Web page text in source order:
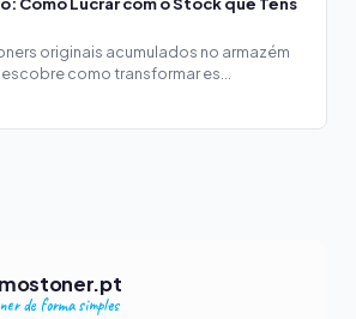
originais acumulados no armazém
como transformar es...
de forma simples